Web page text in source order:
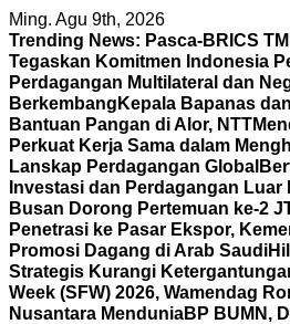
Skip
to
content
Ming. Agu 9th, 2026
Trending News: Pasca-BRICS
Tegaskan Komitmen Indonesia
Perdagangan Multilateral dan
Berkembang Kepala Bapanas
Bantuan Pangan di Alor, NTT
Perkuat Kerja Sama dalam
Lanskap Perdagangan Global
Investasi dan Perdagangan Luar
Busan Dorong Pertemuan ke-2
Penetrasi ke Pasar Ekspor,
Promosi Dagang di Arab Saudi
Strategis Kurangi
Week (SFW) 2026, Wamendag
Nusantara MenduniaBP BUMN,